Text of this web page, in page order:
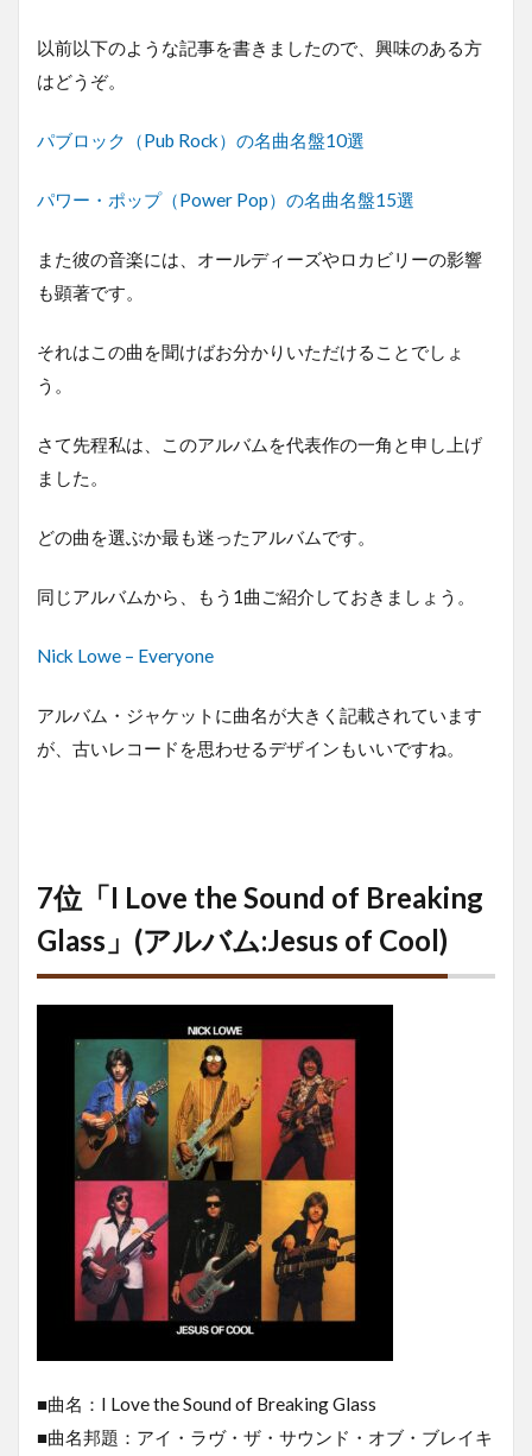
以前以下のような記事を書きましたので、興味のある方
はどうぞ。
パブロック（Pub Rock）の名曲名盤10選
パワー・ポップ（Power Pop）の名曲名盤15選
また彼の音楽には、オールディーズやロカビリーの影響
も顕著です。
それはこの曲を聞けばお分かりいただけることでしょ
う。
さて先程私は、このアルバムを代表作の一角と申し上げ
ました。
どの曲を選ぶか最も迷ったアルバムです。
同じアルバムから、もう1曲ご紹介しておきましょう。
Nick Lowe – Everyone
アルバム・ジャケットに曲名が大きく記載されています
が、古いレコードを思わせるデザインもいいですね。
7位「I Love the Sound of Breaking
Glass」(アルバム:Jesus of Cool)
■曲名：I Love the Sound of Breaking Glass
■曲名邦題：アイ・ラヴ・ザ・サウンド・オブ・ブレイキ